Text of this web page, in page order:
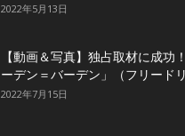
2022年5月13日
【動画＆写真】独占取材に成功
ーデン＝バーデン」（フリード
2022年7月15日